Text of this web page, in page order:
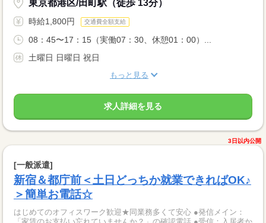
東京都港区/田町駅（徒歩 13分）
時給1,800円 交通費全額支給
08：45〜17：15（実働07：30、休憩01：00）...
土曜日 日曜日 祝日
もっと見る
求人詳細を見る
3日以内公開
[一般派遣]
新宿＆都庁前＜土日どっちか就業できればOK♪
＞簡単お電話☆
はじめてのオフィスワーク歓迎★同業務多くて安心 ●発信メイン：